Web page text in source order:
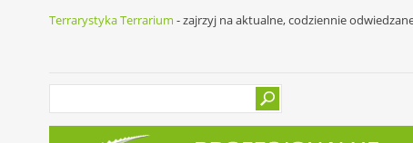
Terrarystyka Terrarium - zajrzyj na aktualne, codziennie